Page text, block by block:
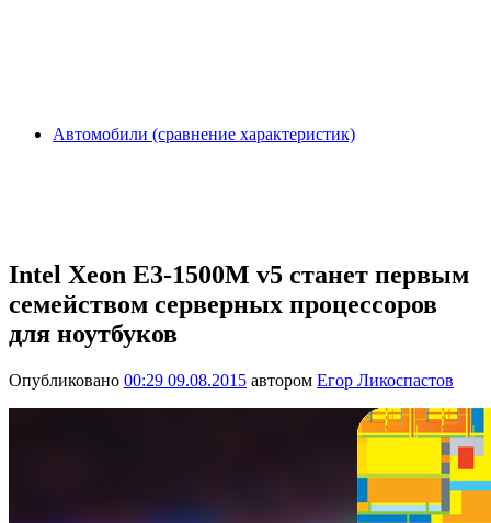
Автомобили (сравнение характеристик)
Intel Xeon E3-1500M v5 станет первым
семейством серверных процессоров
для ноутбуков
Опубликовано 00:29 09.08.2015 автором Егор Ликоспастов